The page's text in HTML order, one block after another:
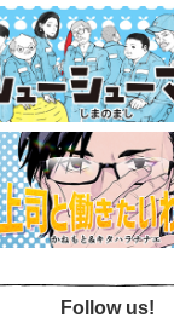
Follow us!